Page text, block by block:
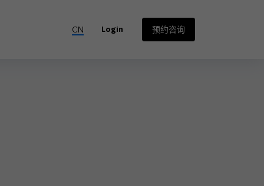
CN Login 预约咨询